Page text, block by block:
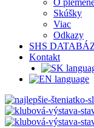
O
Skúšky
Viac
Odkazy
SHS
Kontakt